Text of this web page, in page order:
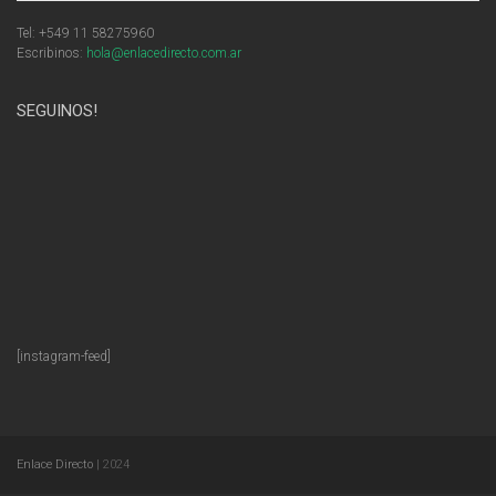
Tel: +549 11 58275960
Escribinos: hola@enlacedirecto.com.ar
SEGUINOS!
[instagram-feed]
Enlace Directo | 2024